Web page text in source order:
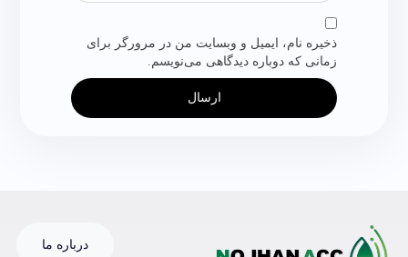
ذخیره نام، ایمیل و وبسایت من در مرورگر برای
زمانی که دوباره دیدگاهی می‌نویسم.
ارسال
درباره ما